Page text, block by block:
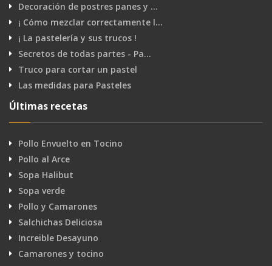
Decoración de postres panes y …
¡ Cómo mezclar correctamente l…
¡ La pastelería y sus trucos !
Secretos de todas partes - Pa…
Truco para cortar un pastel
Las medidas para Pasteles
Últimas recetas
Pollo Envuelto en Tocino
Pollo al Arce
Sopa Halibut
Sopa verde
Pollo y Camarones
Salchichas Deliciosa
Increible Desayuno
Camarones y tocino